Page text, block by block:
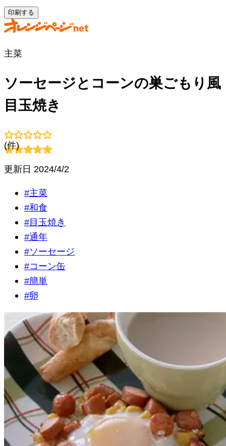
印刷する
主菜
ソーセージとコーンの巣ごもり風
目玉焼き
(件)
更新日 2024/4/2
#主菜
#和食
#目玉焼き
#通年
#ソーセージ
#コーン缶
#簡単
#卵